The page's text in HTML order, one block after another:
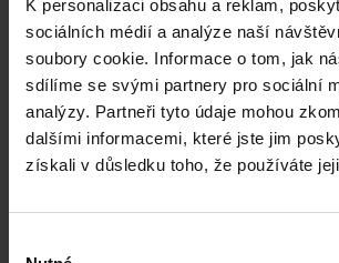
K personalizaci obsahu a reklam,
sociálních médií a analýze naší
soubory cookie. Informace o tom, jak
sdílíme se svými partnery pro sociální
analýzy. Partneři tyto údaje mohou
dalšími informacemi, které jste jim
získali v důsledku toho, že používáte
T****
P****
5. 11. 2025
21:11:01
Ř****
100 Kč
5. 11. 2025
20:47:18
L****
S****
200 Kč
5. 11. 2025
20:24:48
keyboard_arrow_left